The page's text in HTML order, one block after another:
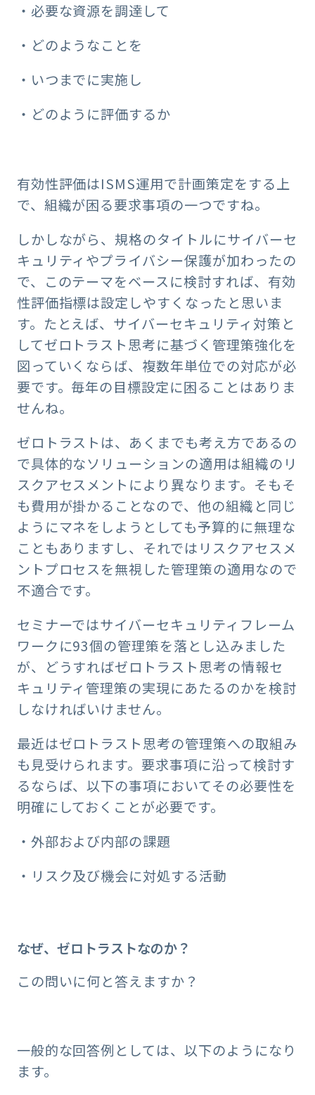
・必要な資源を調達して
・どのようなことを
・いつまでに実施し
・どのように評価するか
有効性評価はISMS運用で計画策定をする上
で、組織が困る要求事項の一つですね。
しかしながら、規格のタイトルにサイバーセ
キュリティやプライバシー保護が加わったの
で、このテーマをベースに検討すれば、有効
性評価指標は設定しやすくなったと思いま
す。たとえば、サイバーセキュリティ対策と
してゼロトラスト思考に基づく管理策強化を
図っていくならば、複数年単位での対応が必
要です。毎年の目標設定に困ることはありま
せんね。
ゼロトラストは、あくまでも考え方であるの
で具体的なソリューションの適用は組織のリ
スクアセスメントにより異なります。そもそ
も費用が掛かることなので、他の組織と同じ
ようにマネをしようとしても予算的に無理な
こともありますし、それではリスクアセスメ
ントプロセスを無視した管理策の適用なので
不適合です。
セミナーではサイバーセキュリティフレーム
ワークに93個の管理策を落とし込みました
が、どうすればゼロトラスト思考の情報セ
キュリティ管理策の実現にあたるのかを検討
しなければいけません。
最近はゼロトラスト思考の管理策への取組み
も見受けられます。要求事項に沿って検討す
るならば、以下の事項においてその必要性を
明確にしておくことが必要です。
・外部および内部の課題
・リスク及び機会に対処する活動
なぜ、ゼロトラストなのか？
この問いに何と答えますか？
一般的な回答例としては、以下のようになり
ます。